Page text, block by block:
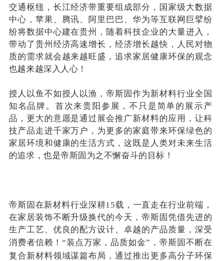
交通枢纽，长江经济带重要组成部分，国家级大数据
中心，苹果、腾讯、阿里巴巴、华为等互联网巨擘纷
纷将数据中心建在贵州，随着科技企业的大量进入，
带动了贵州经济高速增长，经济增长越快，人民对物
质的需求就会越来越旺盛，追求家居健康环保的观念
也越来越深入人心！
授人以鱼不如授人以渔，帝斯固作为新材料行业全国
知名品牌。 首次来贵阳参展，不只是简单的展示产
品，更大的意愿是通过展会推广新材料的应用，让科
技产品走进千家万户，为更多的家庭带来环保绿色的
家居环境和健康的生活方式，这既是人类对未来生活
的追求，也是帝斯固为之不懈奋斗的目标！
帝斯固在新材料行业深耕15载，一直走在行业前端，
在家居装饰不断升级换代的今天，帝斯固凭借先进的
生产工艺、优良的配方设计、卓越的产品质量，深受
消费者信赖！ “装点万家，品质如金”，帝斯固不断在
复合新材料领域谋篇布局，通过推出更多高分子环保